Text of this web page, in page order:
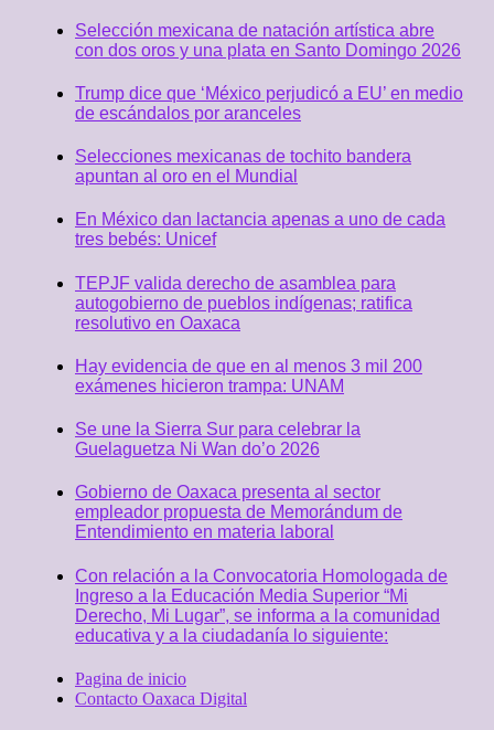
Selección mexicana de natación artística abre
con dos oros y una plata en Santo Domingo 2026
Trump dice que ‘México perjudicó a EU’ en medio
de escándalos por aranceles
Selecciones mexicanas de tochito bandera
apuntan al oro en el Mundial
En México dan lactancia apenas a uno de cada
tres bebés: Unicef
TEPJF valida derecho de asamblea para
autogobierno de pueblos indígenas; ratifica
resolutivo en Oaxaca
Hay evidencia de que en al menos 3 mil 200
exámenes hicieron trampa: UNAM
Se une la Sierra Sur para celebrar la
Guelaguetza Ni Wan do’o 2026
Gobierno de Oaxaca presenta al sector
empleador propuesta de Memorándum de
Entendimiento en materia laboral
Con relación a la Convocatoria Homologada de
Ingreso a la Educación Media Superior “Mi
Derecho, Mi Lugar”, se informa a la comunidad
educativa y a la ciudadanía lo siguiente:
Pagina de inicio
Contacto Oaxaca Digital